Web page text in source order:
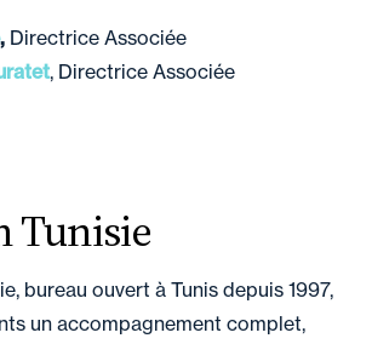
, Directrice Associée
, Directrice Associée
Tunisie
bureau ouvert à Tunis depuis 1997,
un accompagnement complet,